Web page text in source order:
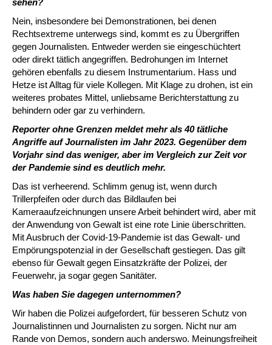
sehen?
Nein, insbesondere bei Demonstrationen, bei denen
Rechtsextreme unterwegs sind, kommt es zu Übergriffen
gegen Journalisten. Entweder werden sie eingeschüchtert
oder direkt tätlich angegriffen. Bedrohungen im Internet
gehören ebenfalls zu diesem Instrumentarium. Hass und
Hetze ist Alltag für viele Kollegen. Mit Klage zu drohen, ist ein
weiteres probates Mittel, unliebsame Berichterstattung zu
behindern oder gar zu verhindern.
Reporter ohne Grenzen meldet mehr als 40 tätliche
Angriffe auf Journalisten im Jahr 2023. Gegenüber dem
Vorjahr sind das weniger, aber im Vergleich zur Zeit vor
der Pandemie sind es deutlich mehr.
Das ist verheerend. Schlimm genug ist, wenn durch
Trillerpfeifen oder durch das Bildlaufen bei
Kameraaufzeichnungen unsere Arbeit behindert wird, aber mit
der Anwendung von Gewalt ist eine rote Linie überschritten.
Mit Ausbruch der Covid-19-Pandemie ist das Gewalt- und
Empörungspotenzial in der Gesellschaft gestiegen. Das gilt
ebenso für Gewalt gegen Einsatzkräfte der Polizei, der
Feuerwehr, ja sogar gegen Sanitäter.
Was haben Sie dagegen unternommen?
Wir haben die Polizei aufgefordert, für besseren Schutz von
Journalistinnen und Journalisten zu sorgen. Nicht nur am
Rande von Demos, sondern auch anderswo. Meinungsfreiheit